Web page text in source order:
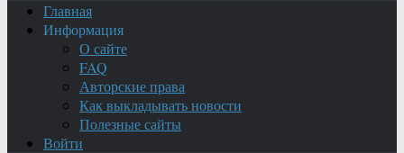
Главная
Информация
О сайте
FAQ
Авторские права
Как выкладывать новости
Полезные сайты
Войти